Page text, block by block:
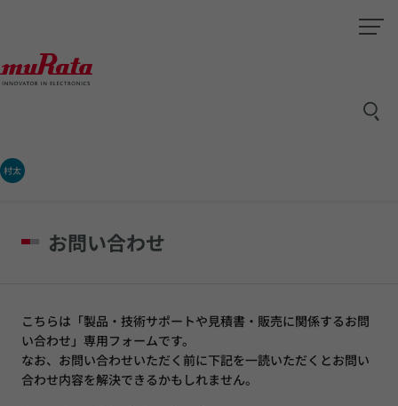
村太
お問い合わせ
こちらは「製品・技術サポートや見積書・販売に関係するお問
い合わせ」専用フォームです。
なお、お問い合わせいただく前に下記を一読いただくとお問い
合わせ内容を解決できるかもしれません。